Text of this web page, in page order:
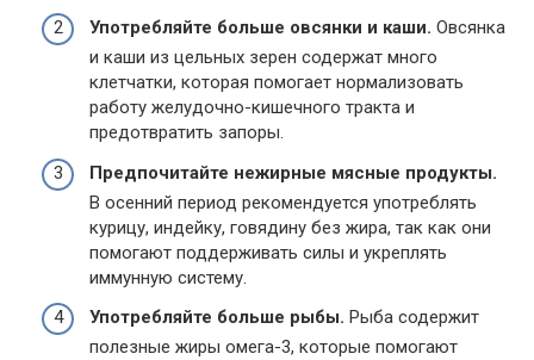
Употребляйте больше овсянки и каши. Овсянка
и каши из цельных зерен содержат много
клетчатки, которая помогает нормализовать
работу желудочно-кишечного тракта и
предотвратить запоры.
Предпочитайте нежирные мясные продукты.
В осенний период рекомендуется употреблять
курицу, индейку, говядину без жира, так как они
помогают поддерживать силы и укреплять
иммунную систему.
Употребляйте больше рыбы. Рыба содержит
полезные жиры омега-3, которые помогают